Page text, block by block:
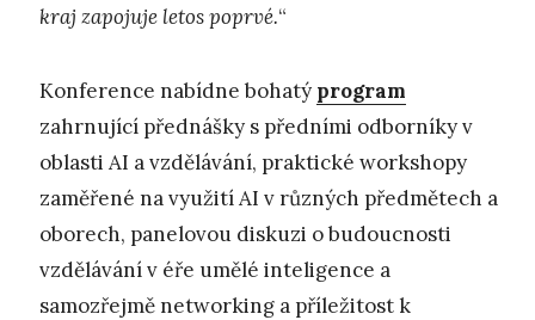
kraj zapojuje letos poprvé.“
Konference nabídne bohatý program
zahrnující přednášky s předními odborníky v
oblasti AI a vzdělávání, praktické workshopy
zaměřené na využití AI v různých předmětech a
oborech, panelovou diskuzi o budoucnosti
vzdělávání v éře umělé inteligence a
samozřejmě networking a příležitost k